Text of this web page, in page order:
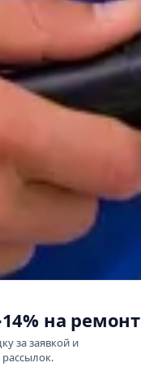
на ремонт
за заявкой и